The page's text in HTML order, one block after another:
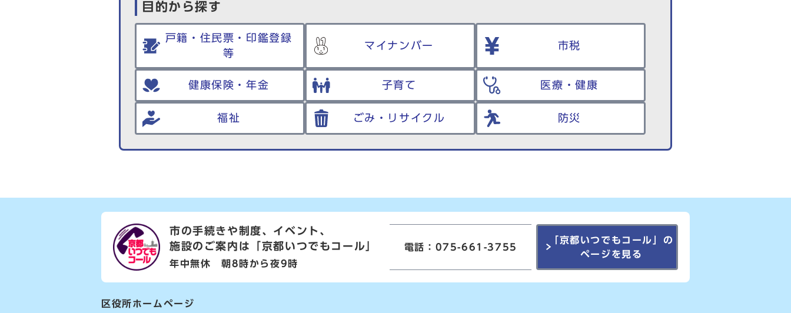
目的から探す
戸籍・住民票・印鑑登録
等
マイナンバー 市税
健康保険・年金 子育て 医療・健康
福祉 ごみ・リサイクル 防災
市の手続きや制度、イベント、
施設のご案内は
「京都いつでもコール」
年中無休 朝8時から夜9時
電話：075-661-3755
「京都いつでもコール」の
ページを見る
区役所ホームページ